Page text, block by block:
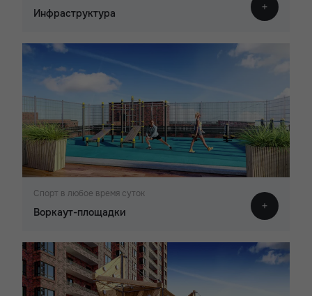
Инфраструктура
Спорт в любое время суток
Воркаут-площадки